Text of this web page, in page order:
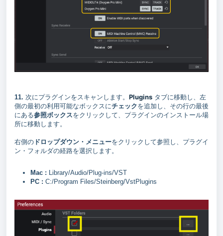
11. 次にプラグインをスキャンします。 Plugins タブに移動し、左
側の最初の利用可能なボックスにチェックを追加し、その行の最後
にある参照ボックスをクリックして、プラグインのインストール場
所に移動します。
右側の ドロップダウン・メニューをクリックして参照し、プラグイ
ン・フォルダの経路を選択します。
Mac : Library/Audio/Plug-ins/VST
PC : C:/Program Files/Steinberg/VstPlugins